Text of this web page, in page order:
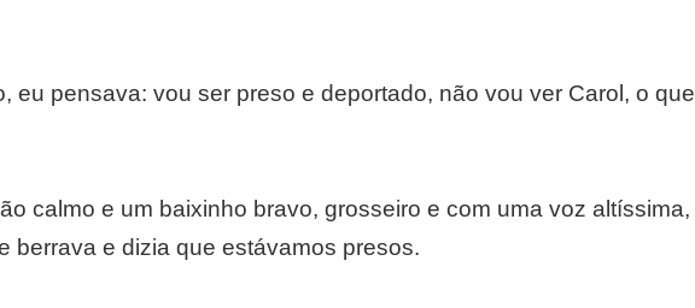
eu pensava: vou ser preso e deportado, não vou ver Carol, o que
calmo e um baixinho bravo, grosseiro e com uma voz altíssima,
berrava e dizia que estávamos presos.